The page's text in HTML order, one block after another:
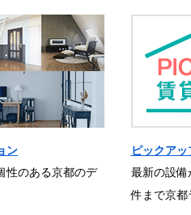
ン
性のある京都のデ
ピックアッ
最新の設備
件まで京都